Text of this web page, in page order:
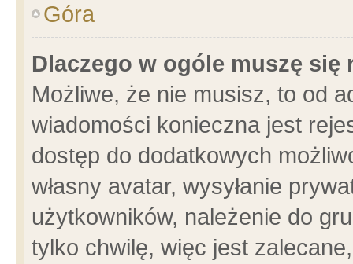
Góra
Dlaczego w ogóle muszę się
Możliwe, że nie musisz, to od
wiadomości konieczna jest
dostęp do dodatkowych
własny avatar, wysyłanie
użytkowników, należenie do
tylko chwilę, więc jest